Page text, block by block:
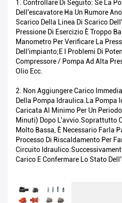
1. Controllare Di Seguito: Se La
Dell'escavatore Ha Un Rumore
Scarico Della Linea Di Scarico
Pressione Di Esercizio È Troppo
Manometro Per Verificare La
Dell'impianto;e I Problemi Di
Compressore / Pompa Ad Alta
Olio Ecc.
2. Non Aggiungere Carico
Della Pompa Idraulica.La Pompa
Caricata Al Minimo Per Un
Minuti) Dopo L'avvio.Soprattutto
Molto Bassa, È Necessario Farla
Processo Di Riscaldamento Per
Circuito
Carico E Confermare Lo Stato